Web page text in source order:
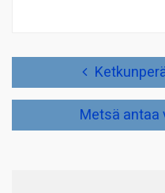
Metsä antaa